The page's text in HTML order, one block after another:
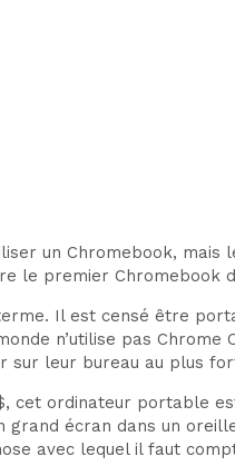
un Chromebook, mais
le premier Chromebook
Il est censé être
n’utilise pas Chrome
sur leur bureau au plus
cet ordinateur portable
écran dans un
avec lequel il faut